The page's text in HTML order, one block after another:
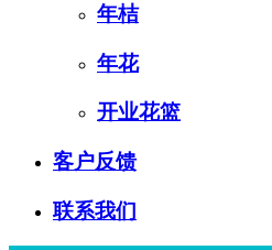
年桔
年花
开业花篮
客户反馈
联系我们